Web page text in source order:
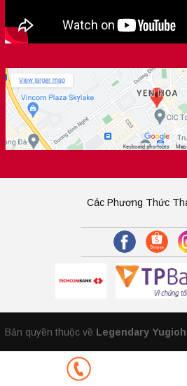
Các Phương Thức
Bản quyền thuộc về Legendary